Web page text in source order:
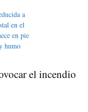
el incendio